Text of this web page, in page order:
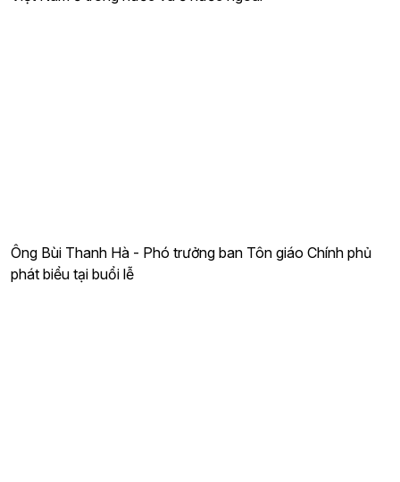
Ông Bùi Thanh Hà - Phó trưởng ban Tôn giáo Chính phủ
phát biểu tại buổi lễ